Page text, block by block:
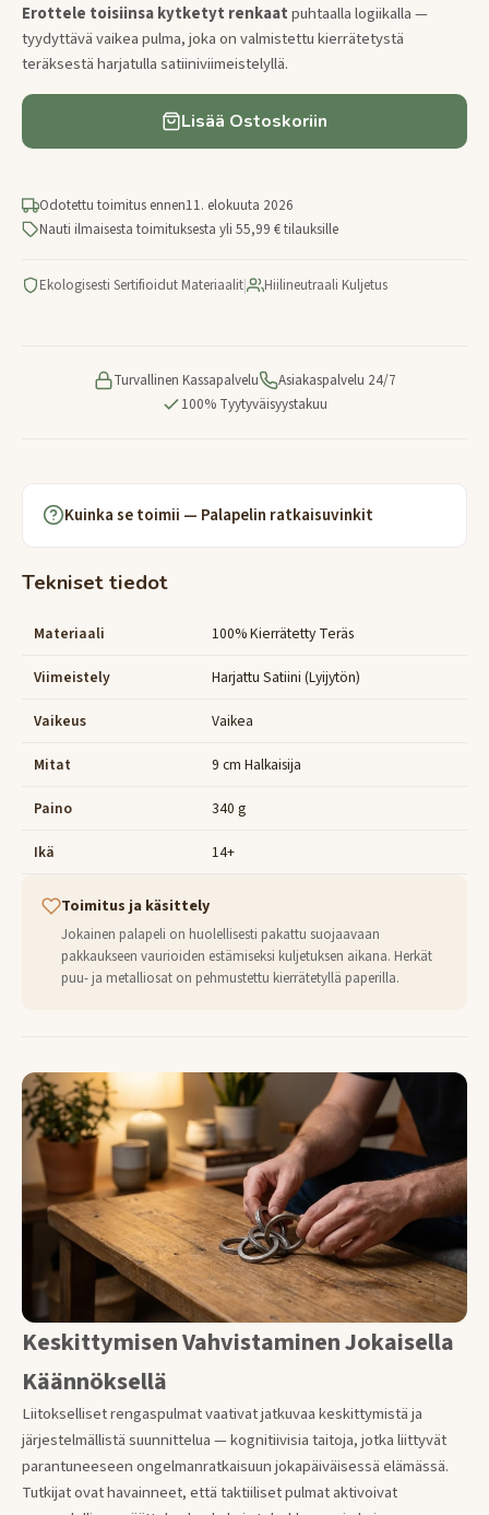
Erottele toisiinsa kytketyt renkaatpuhtaalla logiikalla —
tyydyttävä vaikea pulma, joka on valmistettu kierrätetystä
teräksestä harjatulla satiiniviimeistelyllä.
Lisää Ostoskoriin
Odotettu toimitus ennen11. elokuuta 2026
Nauti ilmaisesta toimituksesta yli 55,99 € tilauksille
Ekologisesti Sertifioidut Materiaalit| Hiilineutraali Kuljetus
Turvallinen Kassapalvelu
Asiakaspalvelu 24/7
100% Tyytyväisyystakuu
Kuinka se toimii — Palapelin ratkaisuvinkit
Tekniset tiedot
Materiaali 100% Kierrätetty Teräs
Viimeistely Harjattu Satiini (Lyijytön)
Vaikeus Vaikea
Mitat 9 cm Halkaisija
Paino 340 g
Ikä 14+
Toimitus ja käsittely
Jokainen palapeli on huolellisesti pakattu suojaavaan
pakkaukseen vaurioiden estämiseksi kuljetuksen aikana. Herkät
puu- ja metalliosat on pehmustettu kierrätetyllä paperilla.
Keskittymisen Vahvistaminen Jokaisella
Käännöksellä
Liitokselliset rengaspulmat vaativat jatkuvaa keskittymistä ja
järjestelmällistä suunnittelua — kognitiivisia taitoja, jotka liittyvät
parantuneeseen ongelmanratkaisuun jokapäiväisessä elämässä.
Tutkijat ovat havainneet, että taktiiliset pulmat aktivoivat